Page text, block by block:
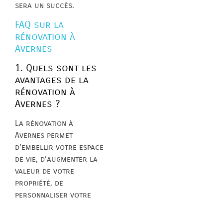
sera un succès.
FAQ sur la
rénovation à
Avernes
1. Quels sont les
avantages de la
rénovation à
Avernes ?
La rénovation à
Avernes permet
d’embellir votre espace
de vie, d’augmenter la
valeur de votre
propriété, de
personnaliser votre